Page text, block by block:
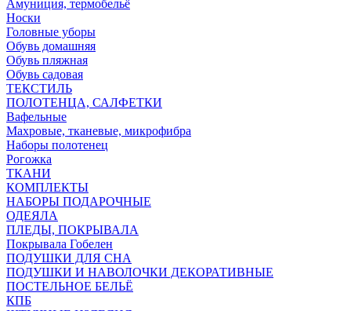
Амуниция, термобельё
Носки
Головные уборы
Обувь домашняя
Обувь пляжная
Обувь садовая
ТЕКСТИЛЬ
ПОЛОТЕНЦА, САЛФЕТКИ
Вафельные
Махровые, тканевые, микрофибра
Наборы полотенец
Рогожка
ТКАНИ
КОМПЛЕКТЫ
НАБОРЫ ПОДАРОЧНЫЕ
ОДЕЯЛА
ПЛЕДЫ, ПОКРЫВАЛА
Покрывала Гобелен
ПОДУШКИ ДЛЯ СНА
ПОДУШКИ И НАВОЛОЧКИ ДЕКОРАТИВНЫЕ
ПОСТЕЛЬНОЕ БЕЛЬЁ
КПБ